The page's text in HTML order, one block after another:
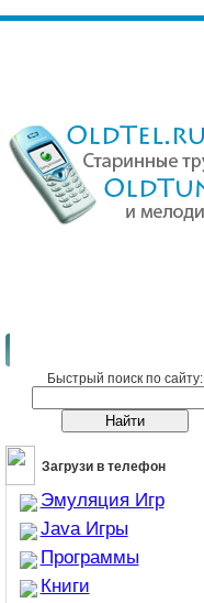
Быстрый поиск по сайту:
Загрузи в телефон
Эмуляция Игр
Java Игры
Программы
Книги